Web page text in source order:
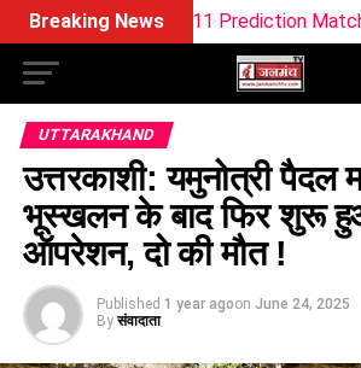
Breaking News
Dream11 Prediction Match 27: Pitch
UTTARAKHAND
उत्तरकाशी: यमुनोत्री पैदल
भूस्खलन के बाद फिर शुरू
ऑपरेशन, दो की मौत !
Published 1 year agoon June 24, 2025
By संवादाता